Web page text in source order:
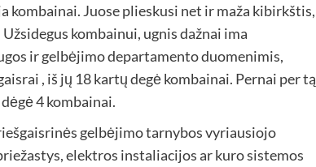
kombainai. Juose plieskusi net ir maža kibirkštis,
kombainui, ugnis dažnai ima
ir gelbėjimo departamento duomenimis,
, iš jų 18 kartų degė kombainai. Pernai per tą
4 kombainai.
gelbėjimo tarnybos vyriausiojo
elektros instaliacijos ar kuro sistemos